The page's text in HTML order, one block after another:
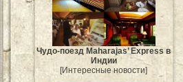
Чудо-поезд Maharajas’ Express в
Индии
[Интересные новости]